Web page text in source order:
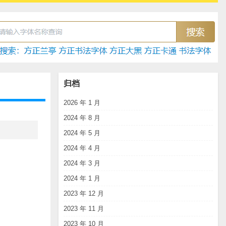
归档
2026 年 1 月
2024 年 8 月
2024 年 5 月
2024 年 4 月
2024 年 3 月
2024 年 1 月
2023 年 12 月
2023 年 11 月
2023 年 10 月